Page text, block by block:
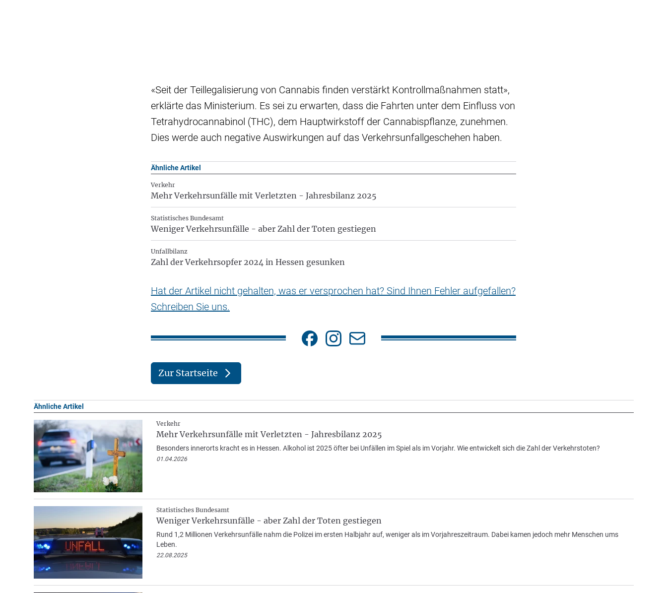
«Seit der Teillegalisierung von Cannabis finden verstärkt Kontrollmaßnahmen statt»,
erklärte das Ministerium. Es sei zu erwarten, dass die Fahrten unter dem Einfluss von
Tetrahydrocannabinol (THC), dem Hauptwirkstoff der Cannabispflanze, zunehmen.
Dies werde auch negative Auswirkungen auf das Verkehrsunfallgeschehen haben.
Ähnliche Artikel
Verkehr
Mehr Verkehrsunfälle mit Verletzten - Jahresbilanz 2025
Statistisches Bundesamt
Weniger Verkehrsunfälle - aber Zahl der Toten gestiegen
Unfallbilanz
Zahl der Verkehrsopfer 2024 in Hessen gesunken
Hat der Artikel nicht gehalten, was er versprochen hat? Sind Ihnen Fehler aufgefallen?
Schreiben Sie uns.
Zur Startseite
Ähnliche Artikel
Verkehr
Mehr Verkehrsunfälle mit Verletzten - Jahresbilanz 2025
Besonders innerorts kracht es in Hessen. Alkohol ist 2025 öfter bei Unfällen im Spiel als im Vorjahr. Wie entwickelt sich die Zahl der Verkehrstoten?
01.04.2026
Statistisches Bundesamt
Weniger Verkehrsunfälle - aber Zahl der Toten gestiegen
Rund 1,2 Millionen Verkehrsunfälle nahm die Polizei im ersten Halbjahr auf, weniger als im Vorjahreszeitraum. Dabei kamen jedoch mehr Menschen ums
Leben.
22.08.2025